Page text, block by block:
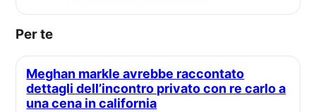
Per te
Meghan markle avrebbe raccontato
dettagli dell’incontro privato con re carlo a
una cena in california